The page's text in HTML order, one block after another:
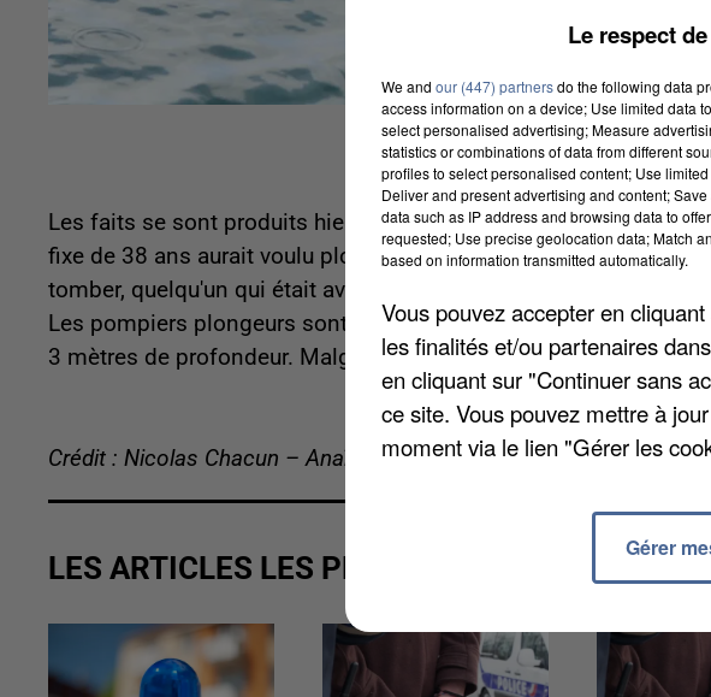
Les faits se sont produits hier lundi près du quai de la
fixe de 38 ans aurait voulu plonger dans le fleuve lorsque sa tête
tomber, quelqu'un qui était avec lui aurait tenté de lui venir en
Les pompiers plongeurs sont rapidement intervenus sur les
3 mètres de profondeur. Malgré un massage cardiaque, la
Crédit : Nicolas Chacun – Anaïs Boubrit
LES ARTICLES LES PLUS VUS
Le respect
We and our (447) partnersdo the following data
access information on a device; Use limited data
select personalised advertising; Measure
statistics or combinations of data from different
profiles to select personalised content; Use
Deliver and present advertising and content;
data such as IP address and browsing data to
requested; Use precise geolocation data; Match
based on information transmitted automatically.
Vous pouvez accepter en
les finalités et/ou partenaires
en cliquant sur "Continuer sans
ce site. Vous pouvez mettre à
moment via le lien "Gérer les
Gérer